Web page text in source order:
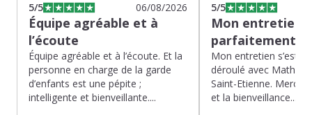
5/5 06/08/2026
Équipe agréable et à
l’écoute
Équipe agréable et à l’écoute. Et la
personne en charge de la garde
d’enfants est une pépite ;
intelligente et bienveillante....
5/5
Mon entretien
parfaitement…
Mon entretien s’est
déroulé avec Mathias
Saint-Etienne. Merci
et la bienveillance...